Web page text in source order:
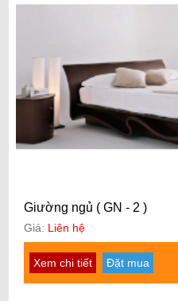
Giường ngủ ( GN - 2 )
Giá: Liên hệ
Xem chi tiết Đặt mua